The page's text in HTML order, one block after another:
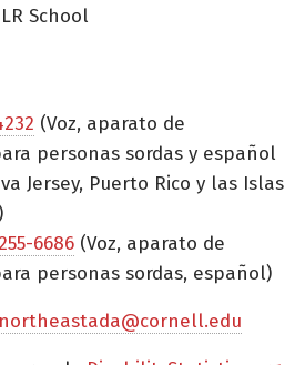
School
(Voz, aparato de
personas sordas y español
Jersey, Puerto Rico y las Islas
6686 (Voz, aparato de
personas sordas, español)
northeastada@cornell.edu